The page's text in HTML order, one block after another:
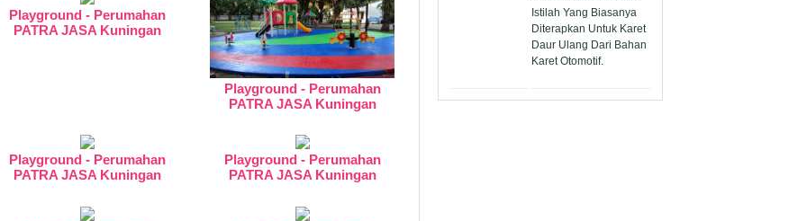
Playground - Perumahan
PATRA JASA Kuningan
Playground - Perumahan
PATRA JASA Kuningan
Playground - Perumahan
PATRA JASA Kuningan
Playground - Perumahan
PATRA JASA Kuningan
Istilah Yang Biasanya
Diterapkan Untuk Karet
Daur Ulang Dari Bahan
Karet Otomotif.